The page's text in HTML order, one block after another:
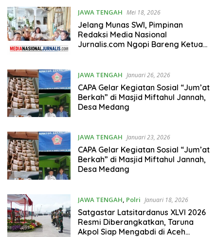
Presiden RI Prabowo
Diharapkan Mampu
Menolong Masyarakat
Sragen Jawa Tengah!!!
JAWA TENGAH Mei 18, 2026
Jelang Munas SWI, Pimpinan
Redaksi Media Nasional
Jurnalis.com Ngopi Bareng Ketua
JAWA TENGAH Januari 26, 2026
CAPA Gelar Kegiatan Sosial “Jum’at
Berkah” di Masjid Miftahul Jannah,
Desa Medang
JAWA TENGAH Januari 23, 2026
CAPA Gelar Kegiatan Sosial “Jum’at
Berkah” di Masjid Miftahul Jannah,
Desa Medang
JAWA TENGAH Polri Januari 18, 2026
Satgastar Latsitardanus XLVI 2026
Resmi Diberangkatkan, Taruna
Akpol Siap Mengabdi di Aceh